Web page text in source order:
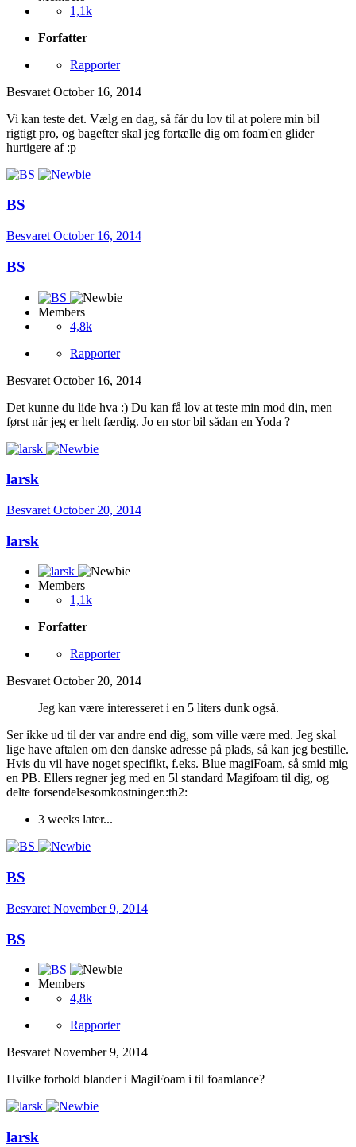
1,1k
Forfatter
Rapporter
Besvaret October 16, 2014
Vi kan teste det. Vælg en dag, så får du lov til at polere min bil
rigtigt pro, og bagefter skal jeg fortælle dig om foam'en glider
hurtigere af :p
BS
Besvaret October 16, 2014
BS
Members
4,8k
Rapporter
Besvaret October 16, 2014
Det kunne du lide hva :) Du kan få lov at teste min mod din, men
først når jeg er helt færdig. Jo en stor bil sådan en Yoda ?
larsk
Besvaret October 20, 2014
larsk
Members
1,1k
Forfatter
Rapporter
BesvaretOctober 20, 2014
Jeg kan være interesseret i en 5 liters dunk også.
Ser ikke ud til der var andre end dig, som ville være med. Jeg skal
lige have aftalen om den danske adresse på plads, så kan jeg bestille.
Hvis du vil have noget specifikt, f.eks. Blue magiFoam, så smid mig
en PB. Ellers regner jeg med en 5l standard Magifoam til dig, og
delte forsendelsesomkostninger.:th2:
3 weeks later...
BS
Besvaret November 9, 2014
BS
Members
4,8k
Rapporter
Besvaret November 9, 2014
Hvilke forhold blander i MagiFoam i til foamlance?
larsk